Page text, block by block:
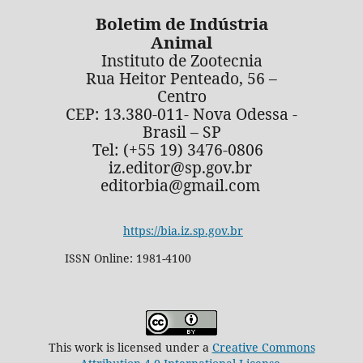
Boletim de Indústria
Animal
Instituto de Zootecnia
Rua Heitor Penteado, 56 –
Centro
CEP: 13.380-011- Nova Odessa -
Brasil – SP
Tel: (+55 19) 3476-0806
iz.editor@sp.gov.br
editorbia@gmail.com
https://bia.iz.sp.gov.br
ISSN Online: 1981-4100
This work is licensed under a Creative Commons